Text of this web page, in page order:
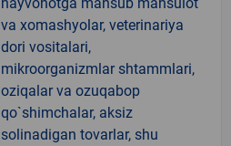
va xomashyolar, veterinariya
dori vositalari,
mikroorganizmlar shtammlari,
oziqalar va ozuqabop
qo`shimchalar, aksiz
solinadigan tovarlar, shu